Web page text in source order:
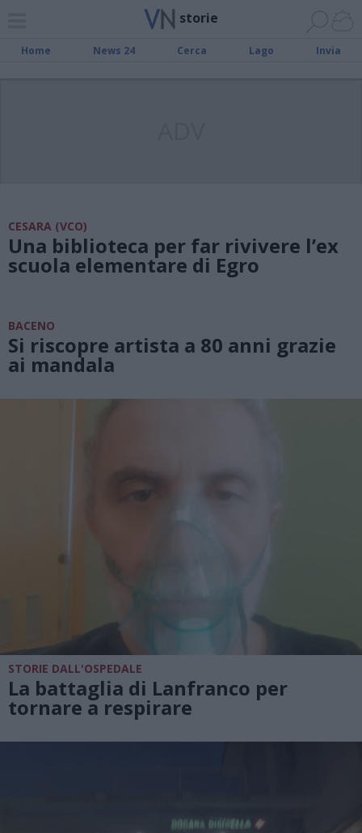
storie
Home News 24 Cerca Lago Invia
CESARA (VCO)
Una biblioteca per far rivivere l’ex
scuola elementare di Egro
BACENO
Si riscopre artista a 80 anni grazie
ai mandala
STORIE DALL'OSPEDALE
La battaglia di Lanfranco per
tornare a respirare